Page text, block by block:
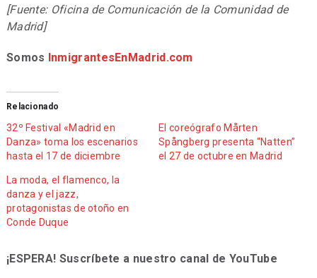
[Fuente: Oficina de Comunicación de la Comunidad de
Madrid]
Somos InmigrantesEnMadrid.com
Relacionado
32º Festival «Madrid en
Danza» toma los escenarios
hasta el 17 de diciembre
El coreógrafo Mårten
Spångberg presenta “Natten”
el 27 de octubre en Madrid
La moda, el flamenco, la
danza y el jazz,
protagonistas de otoño en
Conde Duque
¡ESPERA! Suscríbete a nuestro canal de YouTube